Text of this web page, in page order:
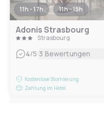
11h - 17h 11h - 15h
Adonis Strasbourg
Strasbourg
4/5 3 Bewertungen
Kostenlose Stornierung
Zahlung im Hotel